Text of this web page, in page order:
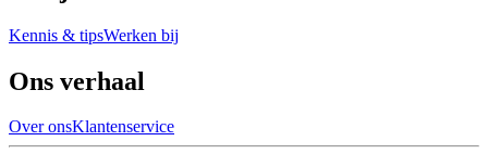
Kennis & tipsWerken bij
Ons verhaal
Over onsKlantenservice